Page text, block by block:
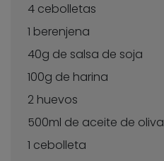
4 cebolletas
1 berenjena
40g de salsa de soja
100g de harina
2 huevos
500ml de aceite de oliva
1 cebolleta